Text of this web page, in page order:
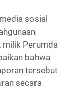
sosial
milik Perumda
bahwa
tersebut
secara